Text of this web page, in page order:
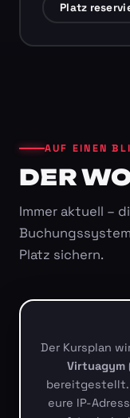
Platz
AUF EINEN
DER
Immer aktuell –
Platz sichern.
Der Kursplan
Virtuagym
bereitgestellt.
eure IP-